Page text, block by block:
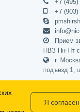
+7 (495)
+7 (903)
Прием
ПВЗ Пн-Пт
г.
подъезд 1,
2012 - 2026
Я